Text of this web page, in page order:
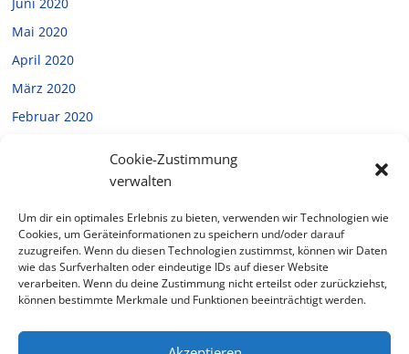
Cookie-Zustimmung
verwalten
Um dir ein optimales Erlebnis zu bieten, verwenden wir Technologien wie
Cookies, um Geräteinformationen zu speichern und/oder darauf
zuzugreifen. Wenn du diesen Technologien zustimmst, können wir Daten
wie das Surfverhalten oder eindeutige IDs auf dieser Website
verarbeiten. Wenn du deine Zustimmung nicht erteilst oder zurückziehst,
können bestimmte Merkmale und Funktionen beeinträchtigt werden.
Mai 2020
April 2020
März 2020
Februar 2020
Oktober 2019
September 2019
Juli 2019